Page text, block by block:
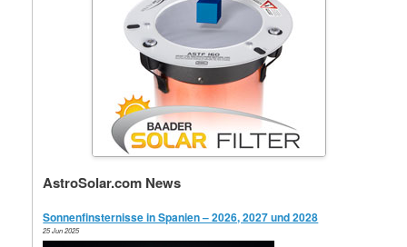
AstroSolar.com News
Sonnenfinsternisse in Spanien – 2026, 2027 und 2028
25 Jun 2025